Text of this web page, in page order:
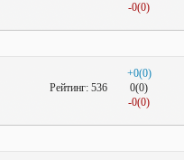
-0(0)
+0(0)
0(0)
-0(0)
Рейтинг:536